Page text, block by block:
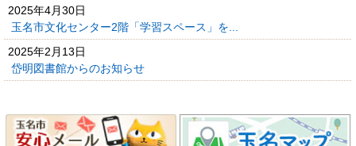
2025年4月30日
玉名市文化センター2階「学習スペース」を...
2025年2月13日
岱明図書館からのお知らせ